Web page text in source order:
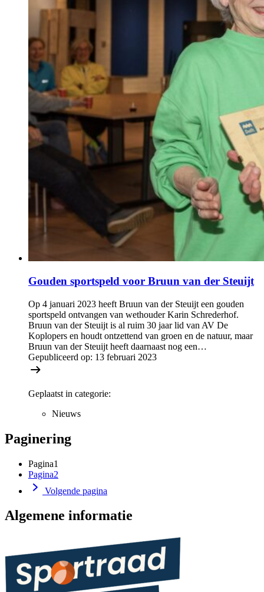
Gouden sportspeld voor Bruun van der Steuijt
Op 4 januari 2023 heeft Bruun van der Steuijt een gouden
sportspeld ontvangen van wethouder Karin Schrederhof.
Bruun van der Steuijt is al ruim 30 jaar lid van AV De
Koplopers en houdt ontzettend van groen en de natuur, maar
Bruun van der Steuijt heeft daarnaast nog een…
Gepubliceerd op: 13 februari 2023
Geplaatst in categorie:
Nieuws
Paginering
Pagina1
Pagina2
Volgende pagina
Algemene informatie